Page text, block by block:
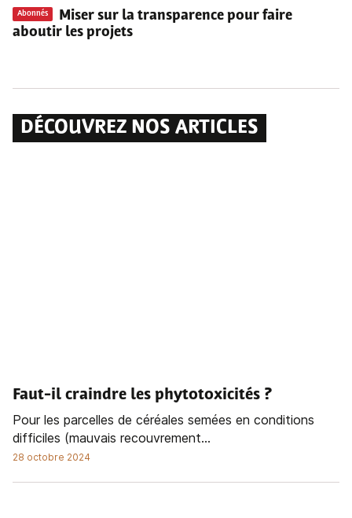
Abonnés
Miser sur la transparence pour faire
aboutir les projets
DÉCOUVREZ NOS ARTICLES
Faut-il craindre les phytotoxicités ?
Pour les parcelles de céréales semées en conditions
difficiles (mauvais recouvrement...
28 octobre 2024